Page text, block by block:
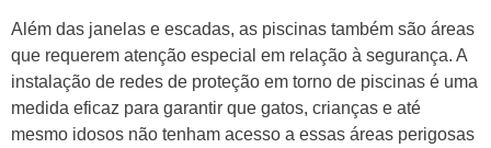
Além das janelas e escadas, as piscinas também são áreas
que requerem atenção especial em relação à segurança. A
instalação de redes de proteção em torno de piscinas é uma
medida eficaz para garantir que gatos, crianças e até
mesmo idosos não tenham acesso a essas áreas perigosas